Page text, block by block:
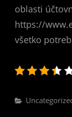
oblasti
https://
všetko
Categories